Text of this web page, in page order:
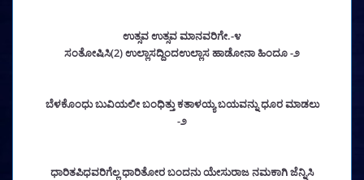
ಉತ್ಸವ ಉತ್ಸವ ಮಾನವರಿಗೇ.-೪
ಸಂತೋಷಿಸಿ(2) ಉಲ್ಲಾಸದ್ದಿಂದಉಲ್ಲಾಸ ಹಾಡೋನಾ ಹಿಂದೂ -೨
ಬೆಳಕೊಂಧು ಬುವಿಯಲೀ ಬಂಧಿತ್ತು ಕತಾಳಯ್ಯ ಬಯವನ್ನು ಧೂರ ಮಾಡಲು
-೨
ಧಾರಿತಪಿಧವರಿಗೆಲ್ಲ ಧಾರಿತೋರ ಬಂದನು ಯೇಸುರಾಜ ನಮಕಾಗಿ ಜೆನ್ನಿಸಿ